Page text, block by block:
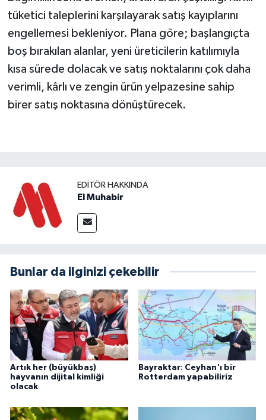
tüketici taleplerini karşılayarak satış kayıplarını
engellemesi bekleniyor. Plana göre; başlangıçta
boş bırakılan alanlar, yeni üreticilerin katılımıyla
kısa sürede dolacak ve satış noktalarını çok daha
verimli, kârlı ve zengin ürün yelpazesine sahip
birer satış noktasına dönüştürecek.
EDITÖR HAKKINDA
El Muhabir
Bunlar da ilginizi çekebilir
Artık her (büyükbaş)
hayvanın dijital kimliği
olacak
Bayraktar: Ceyhan'ı bir
Rotterdam yapabiliriz